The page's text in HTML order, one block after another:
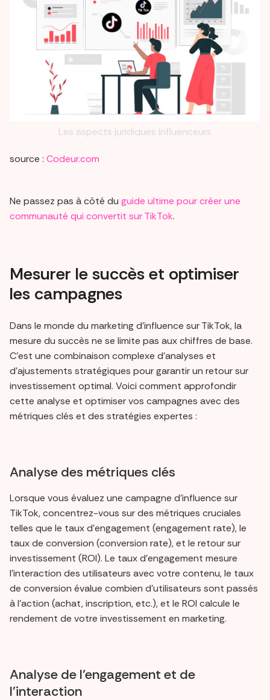
Les aspects juridiques Influenceurs
source : Codeur.com
Ne passez pas à côté du guide ultime pour créer une
communauté qui convertit sur TikTok.
Mesurer le succès et optimiser
les campagnes
Dans le monde du marketing d'influence sur TikTok, la
mesure du succès ne se limite pas aux chiffres de base.
C'est une combinaison complexe d'analyses et
d'ajustements stratégiques pour garantir un retour sur
investissement optimal. Voici comment approfondir
cette analyse et optimiser vos campagnes avec des
métriques clés et des stratégies expertes :
Analyse des métriques clés
Lorsque vous évaluez une campagne d'influence sur
TikTok, concentrez-vous sur des métriques cruciales
telles que le taux d'engagement (engagement rate), le
taux de conversion (conversion rate), et le retour sur
investissement (ROI). Le taux d'engagement mesure
l'interaction des utilisateurs avec votre contenu, le taux
de conversion évalue combien d'utilisateurs sont passés
à l'action (achat, inscription, etc.), et le ROI calcule le
rendement de votre investissement en marketing.
Analyse de l'engagement et de
l'interaction